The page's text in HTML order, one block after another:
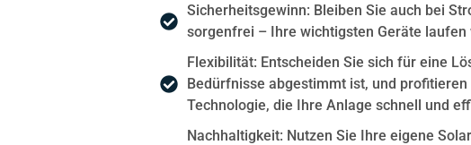
Sicherheitsgewinn: Bleiben Sie auch bei
sorgenfrei – Ihre wichtigsten Geräte laufen
Flexibilität: Entscheiden Sie sich für eine
Bedürfnisse abgestimmt ist, und
Technologie, die Ihre Anlage schnell und
Nachhaltigkeit: Nutzen Sie Ihre eigene